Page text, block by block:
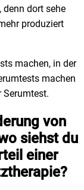
denn dort sehe
produziert
machen, in der
machen
Serumtest.
von
siehst du
einer